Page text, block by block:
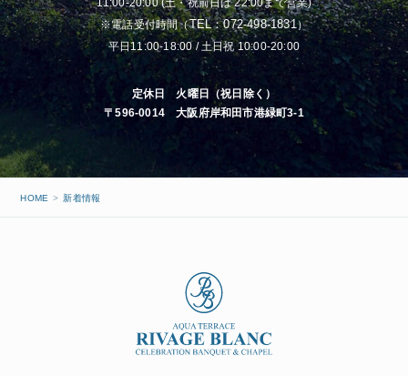
11:00-20:00 (土・祝前日は 22:00まで営業)
※電話受付時間（TEL：072-498-1831）
平日11:00-18:00 / 土日祝 10:00-20:00
定休日 火曜日（祝日除く）
〒596-0014 大阪府岸和田市港緑町3-1
HOME 新着情報